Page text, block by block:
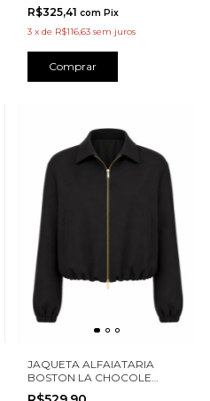
R$325,41 com Pix
3 x de R$116,63 sem juros
Comprar
JAQUETA ALFAIATARIA
BOSTON LA CHOCOLE
460069